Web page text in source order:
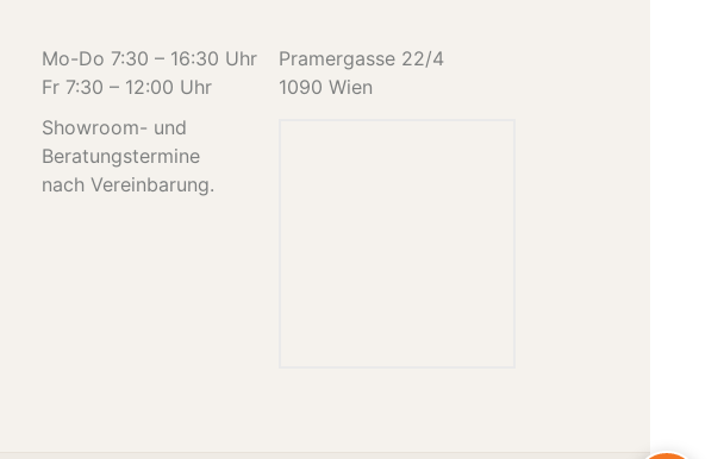
Mo-Do 7:30 – 16:30 Uhr
Fr 7:30 – 12:00 Uhr
Showroom- und
Beratungstermine
nach Vereinbarung.
Pramergasse 22/4
1090 Wien